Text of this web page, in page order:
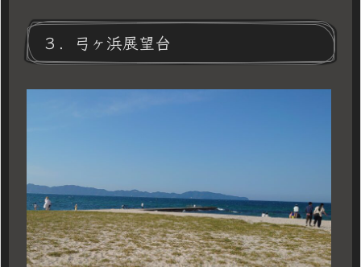
３．弓ヶ浜展望台